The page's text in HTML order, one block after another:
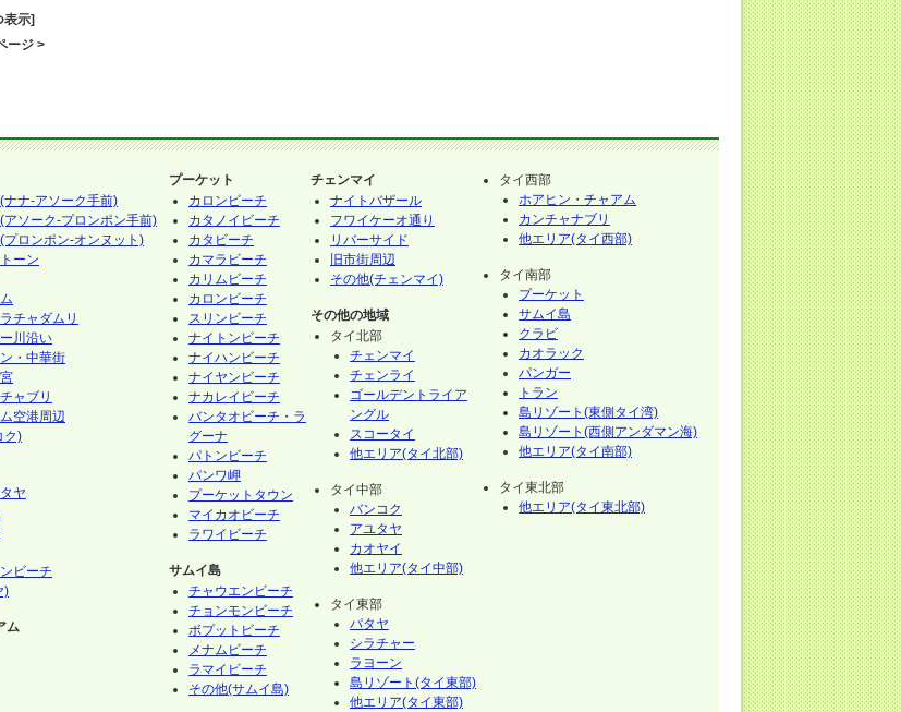
表示]
ージ >
ナナ-アソーク手前)
アソーク-プロンポン手前)
プロンポン-オンヌット)
ーン
チャダムリ
川沿い
・中華街
ャブリ
空港周辺
ク)
ヤ
ビーチ
)
ム
プーケット
カロンビーチ
カタノイビーチ
カタビーチ
カマラビーチ
カリムビーチ
カロンビーチ
スリンビーチ
ナイトンビーチ
ナイハンビーチ
ナイヤンビーチ
ナカレイビーチ
バンタオビーチ・ラ
グーナ
パトンビーチ
パンワ岬
プーケットタウン
マイカオビーチ
ラワイビーチ
サムイ島
チャウエンビーチ
チョンモンビーチ
ボプットビーチ
メナムビーチ
ラマイビーチ
その他(サムイ島)
チェンマイ
ナイトバザール
フワイケーオ通り
リバーサイド
旧市街周辺
その他(チェンマイ)
その他の地域
タイ北部
チェンマイ
チェンライ
ゴールデントライア
ングル
スコータイ
他エリア(タイ北部)
タイ中部
バンコク
アユタヤ
カオヤイ
他エリア(タイ中部)
タイ東部
パタヤ
シラチャー
ラヨーン
島リゾート(タイ東部)
他エリア(タイ東部)
タイ西部
ホアヒン・チャアム
カンチャナブリ
他エリア(タイ西部)
タイ南部
プーケット
サムイ島
クラビ
カオラック
パンガー
トラン
島リゾート(東側タイ湾)
島リゾート(西側アンダマン海)
他エリア(タイ南部)
タイ東北部
他エリア(タイ東北部)